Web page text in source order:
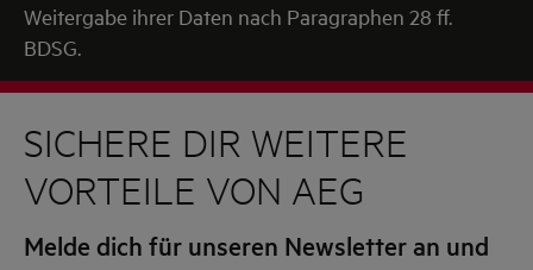
Weitergabe ihrer Daten nach Paragraphen 28 ff.
BDSG.
SICHERE DIR WEITERE
VORTEILE VON AEG
Melde dich für unseren Newsletter an und